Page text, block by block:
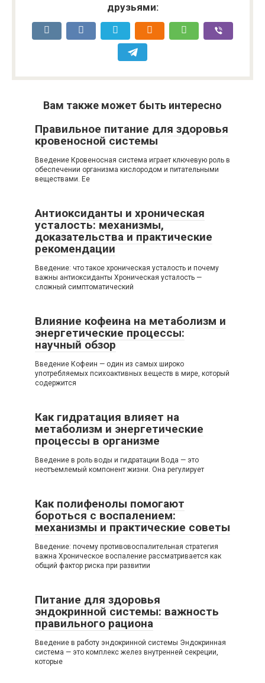
друзьями:
Вам также может быть интересно
Правильное питание для здоровья
кровеносной системы
Введение Кровеносная система играет ключевую роль в
обеспечении организма кислородом и питательными
веществами. Ее
Антиоксиданты и хроническая
усталость: механизмы,
доказательства и практические
рекомендации
Введение: что такое хроническая усталость и почему
важны антиоксиданты Хроническая усталость —
сложный симптоматический
Влияние кофеина на метаболизм и
энергетические процессы:
научный обзор
Введение Кофеин — один из самых широко
употребляемых психоактивных веществ в мире, который
содержится
Как гидратация влияет на
метаболизм и энергетические
процессы в организме
Введение в роль воды и гидратации Вода — это
неотъемлемый компонент жизни. Она регулирует
Как полифенолы помогают
бороться с воспалением:
механизмы и практические советы
Введение: почему противовоспалительная стратегия
важна Хроническое воспаление рассматривается как
общий фактор риска при развитии
Питание для здоровья
эндокринной системы: важность
правильного рациона
Введение в работу эндокринной системы Эндокринная
система — это комплекс желез внутренней секреции,
которые